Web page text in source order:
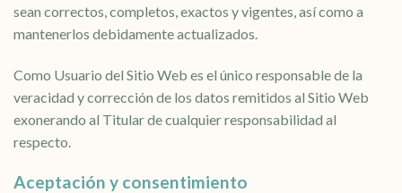
sean correctos, completos, exactos y vigentes, así como a
mantenerlos debidamente actualizados.
Como Usuario del Sitio Web es el único responsable de la
veracidad y corrección de los datos remitidos al Sitio Web
exonerando al Titular de cualquier responsabilidad al
respecto.
Aceptación y consentimiento